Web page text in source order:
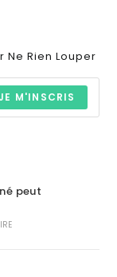
Ne Rien Louper
M'INSCRIS
peut